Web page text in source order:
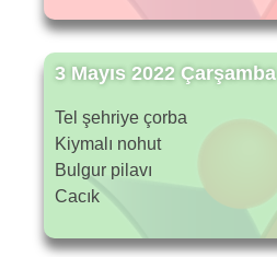
3 Mayıs 2022 Çarşamba
Tel şehriye çorba
Kiymalı nohut
Bulgur pilavı
Cacık